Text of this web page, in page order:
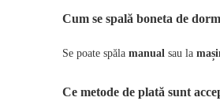
Cum se spală boneta de
Se poate spăla manual sau la
Ce metode de plată sunt